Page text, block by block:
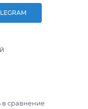
в сравнение